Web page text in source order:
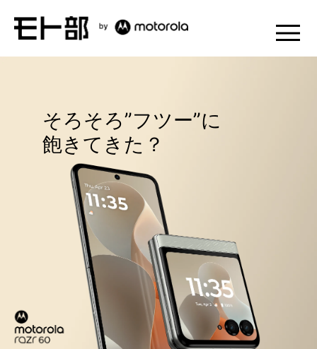
そろそろ”フツー”に
飽きてきた？